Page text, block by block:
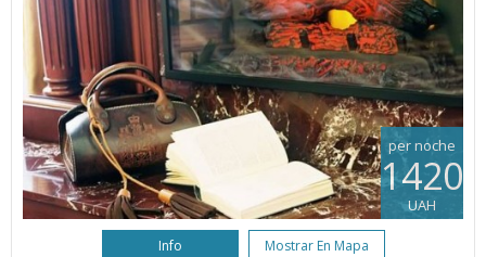
per noche
1420
UAH
Info Mostrar En Mapa